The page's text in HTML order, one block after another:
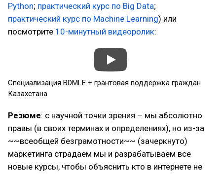
Python; практический курс по Big Data;
практичеcкий курс по Machine Learning) или
посмотрите 10-минутный видеоролик:
Специализация BDMLE + грантовая поддержка граждан
Казахстана
Резюме: с научной точки зрения – мы абсолютно
правы (в своих терминах и определениях), но из-за
~~всеобщей безграмотности~~ (зачеркнуто)
маркетинга страдаем мы и разрабатываем все
новые курсы, чтобы объяснить кто в интернете не